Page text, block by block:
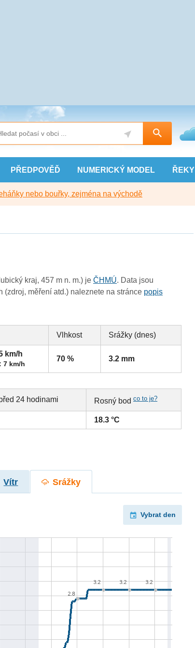
PŘEDPOVĚĎ NUMERICKÝ MODEL ŘEKY
nebo bouřky, zejména na východě
kraj, 457 m n. m.) jeČHMÚ. Data jsou
(zdroj, měření atd.) naleznete na stránce popis
Vlhkost Srážky (dnes)
km/h
7 km/h
70 % 3.2 mm
24 hodinami Rosný bodco to je?
18.3 °C
Vítr Srážky
Vybrat den